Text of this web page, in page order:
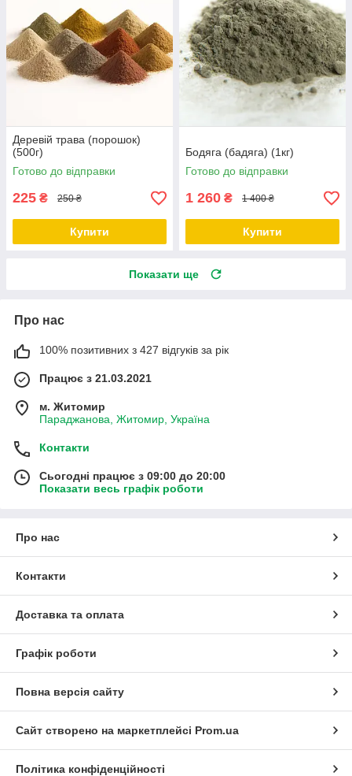
Деревій трава (порошок)
(500г)
Готово до відправки
225 ₴ 250 ₴
Купити
Бодяга (бадяга) (1кг)
Готово до відправки
1 260 ₴ 1 400 ₴
Купити
Показати ще
Про нас
100% позитивних з 427 відгуків за рік
Працює з 21.03.2021
м. Житомир
Параджанова, Житомир, Україна
Контакти
Сьогодні працює з 09:00 до 20:00
Показати весь графік роботи
Про нас
Контакти
Доставка та оплата
Графік роботи
Повна версія сайту
Сайт створено на маркетплейсі Prom.ua
Політика конфіденційності